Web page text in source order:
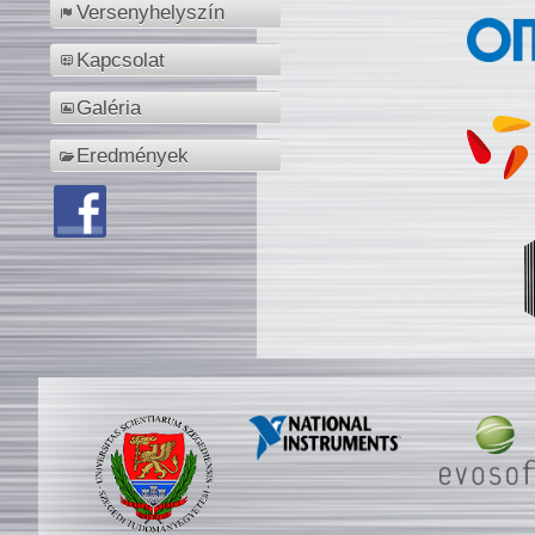
Versenyhelyszín
Kapcsolat
Galéria
Eredmények